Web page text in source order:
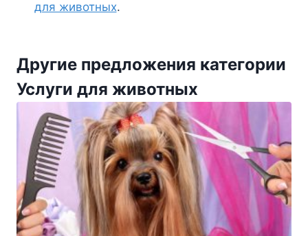
для животных.
Другие предложения категории
Услуги для животных